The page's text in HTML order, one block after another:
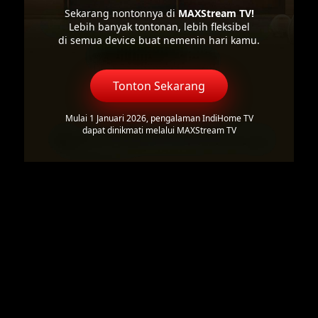
Sekarang nontonnya di MAXStream TV!
Lebih banyak tontonan, lebih fleksibel
di semua device buat nemenin hari kamu.
Tonton Sekarang
Mulai 1 Januari 2026, pengalaman IndiHome TV
dapat dinikmati melalui MAXStream TV